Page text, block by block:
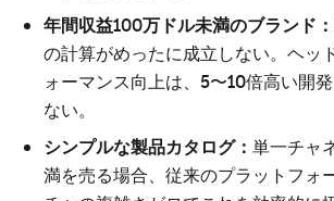
年間収益100万ドル未満のブランド：
の計算がめったに成立しない。ヘッ
ォーマンス向上は、5〜10倍高い開
ない。
シンプルな製品カタログ： 単一チャ
満を売る場合、従来のプラットフォ